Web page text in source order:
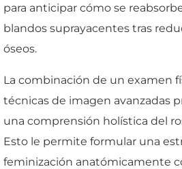
para anticipar cómo se
blandos suprayacentes tras
óseos.
La combinación de un examen
técnicas de imagen avanzadas
una comprensión holística del
Esto le permite formular una
feminización anatómicamente